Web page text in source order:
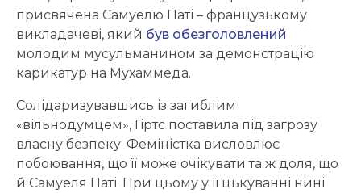
присвячена Самуелю Паті – французькому
викладачеві, який був обезголовлений
молодим мусульманином за демонстрацію
карикатур на Мухаммеда.
Солідаризувавшись із загиблим
«вільнодумцем», Гіртс поставила під загрозу
власну безпеку. Феміністка висловлює
побоювання, що її може очікувати та ж доля, що
й Самуеля Паті. При цьому у її цькуванні нині